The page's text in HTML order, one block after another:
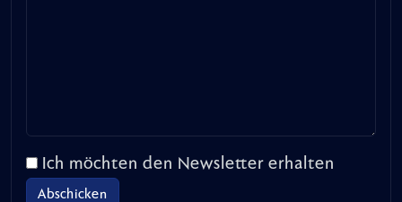
Ich möchten den Newsletter erhalten